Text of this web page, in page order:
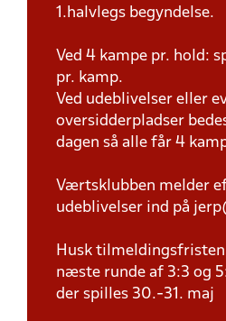
1.halvlegs begyndelse.
Ved 4 kampe pr. hold:
pr. kamp.
Ved udeblivelser eller
oversidderpladser
dagen så alle får 4
Værtsklubben melder
udeblivelser ind på
Husk tilmeldingsfristen
næste runde af 3:3 og
der spilles 30.-31. maj